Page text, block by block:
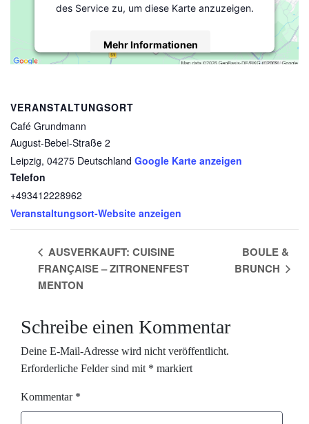
VERANSTALTUNGSORT
Café Grundmann
August-Bebel-Straße 2
Leipzig, 04275 Deutschland Google Karte anzeigen
Telefon
+493412228962
Veranstaltungsort-Website anzeigen
des Service zu, um diese Karte anzuzeigen.
Mehr Informationen
powered byUsercentrics Consent
AUSVERKAUFT: CUISINE
FRANÇAISE – ZITRONENFEST
MENTON
BOULE &
BRUNCH
Schreibe einen Kommentar
Deine E-Mail-Adresse wird nicht veröffentlicht.
Erforderliche Felder sind mit * markiert
Kommentar *